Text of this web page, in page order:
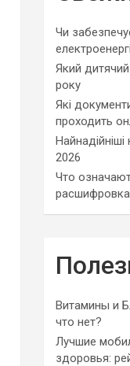
Чи
Який
року
Які
проходить
2026
Что
Витамины и
что нет?
Лучшие
здоровья: